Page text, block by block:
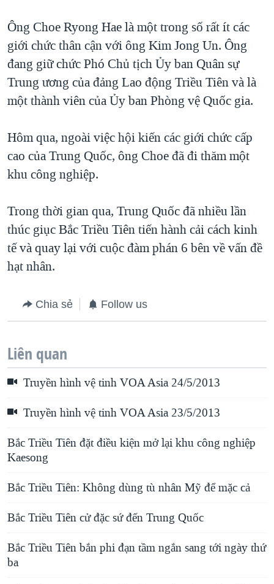
Ông Choe Ryong Hae là một trong số rất ít các
giới chức thân cận với ông Kim Jong Un. Ông
đang giữ chức Phó Chủ tịch Ủy ban Quân sự
Trung ương của đảng Lao động Triều Tiên và là
một thành viên của Ủy ban Phòng vệ Quốc gia.
Hôm qua, ngoài việc hội kiến các giới chức cấp
cao của Trung Quốc, ông Choe đã đi thăm một
khu công nghiệp.
Trong thời gian qua, Trung Quốc đã nhiều lần
thúc giục Bắc Triều Tiên tiến hành cải cách kinh
tế và quay lại với cuộc đàm phán 6 bên về vấn đề
hạt nhân.
Chia sẻ Follow us
Liên quan
Truyền hình vệ tinh VOA Asia 24/5/2013
Truyền hình vệ tinh VOA Asia 23/5/2013
Bắc Triều Tiên đặt điều kiện mở lại khu công nghiệp
Kaesong
Bắc Triều Tiên: Không dùng tù nhân Mỹ để mặc cả
Bắc Triều Tiên cử đặc sứ đến Trung Quốc
Bắc Triều Tiên bắn phi đạn tầm ngắn sang tới ngày thứ
ba